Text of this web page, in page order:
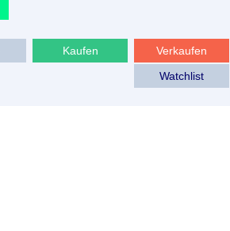
Verkaufen
Kaufen
Watchlist